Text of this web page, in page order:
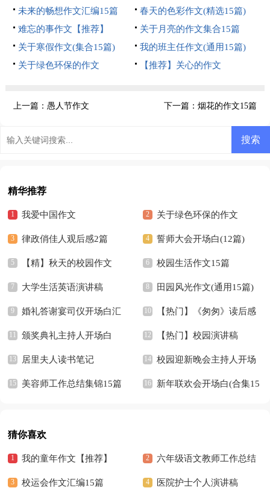
未来的畅想作文汇编15篇
春天的色彩作文(精选15篇)
难忘的事作文【推荐】
关于月亮的作文集合15篇
关于寒假作文(集合15篇)
我的班主任作文(通用15篇)
关于绿色环保的作文
【推荐】关心的作文
上一篇： 愚人节作文 下一篇：烟花的作文15篇
精华推荐
我爱中国作文 关于绿色环保的作文
律政俏佳人观后感2篇 誓师大会开场白(12篇)
【精】秋天的校园作文 校园生活作文15篇
大学生活英语演讲稿 田园风光作文(通用15篇)
婚礼答谢宴司仪开场白汇
编7篇
【热门】《匆匆》读后感
颁奖典礼主持人开场白 【热门】校园演讲稿
居里夫人读书笔记 校园迎新晚会主持人开场
白13篇
美容师工作总结集锦15篇 新年联欢会开场白(合集15
猜你喜欢
我的童年作文【推荐】 六年级语文教师工作总结
15篇
校运会作文汇编15篇 医院护士个人演讲稿